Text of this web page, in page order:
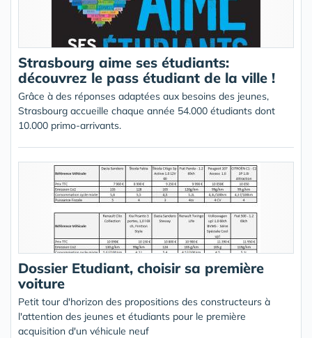
Strasbourg aime ses étudiants:
découvrez le pass étudiant de la ville !
Grâce à des réponses adaptées aux besoins des jeunes,
Strasbourg accueille chaque année 54.000 étudiants dont
10.000 primo-arrivants.
Dossier Etudiant, choisir sa première
voiture
Petit tour d'horizon des propositions des constructeurs à
l'attention des jeunes et étudiants pour le première
acquisition d'un véhicule neuf